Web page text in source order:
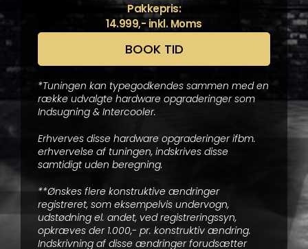
Pakkepris:
14.999,- inkl. Moms
BOOK TID
*Tuningen kan typegodkendes sammen med en
række udvalgte hardware opgraderinger som
Indsugning & Intercooler.
Erhverves disse hardware opgraderinger ifbm.
erhvervelse af tuningen, indskrives disse
samtidigt uden beregning.
**Ønskes flere konstruktive ændringer
registreret, som eksempelvis undervogn,
udstødning el. andet, ved registreringssyn,
opkræves der 1.000,- pr. konstruktiv ændring.
Indskrivning af disse ændringer forudsætter